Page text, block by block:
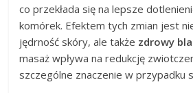
co przekłada się na lepsze
komórek. Efektem tych zmian jest
jędrność skóry, ale także zdrowy
masaż wpływa na redukcję
szczególne znaczenie w przypadku